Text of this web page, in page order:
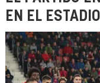
EN EL